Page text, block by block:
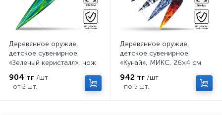
Деревянное оружие,
детское сувенирное
«Зеленый керисталл», нож
904 тг /шт
от 2 шт.
Деревянное оружие,
детское сувенирное
«Кунай», МИКС, 26×4 см
942 тг /шт
по 5 шт.